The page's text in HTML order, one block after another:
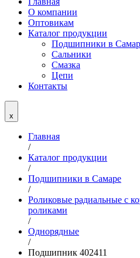
О компании
Оптовикам
Каталог продукции
Подшипники в
Сальники
Смазка
Цепи
Контакты
x
Главная
/
Каталог продукции
/
Подшипники в Самаре
/
Роликовые радиальные с
роликами
/
Однорядные
/
Подшипник 402411